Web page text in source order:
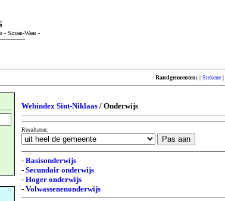
- Sinaai-Waas -
Randgemeenten:| Stekene|
Webindex Sint-Niklaas / Onderwijs
Resultaten:
- Basisonderwijs
- Secundair onderwijs
- Hoger onderwijs
- Volwassenenonderwijs